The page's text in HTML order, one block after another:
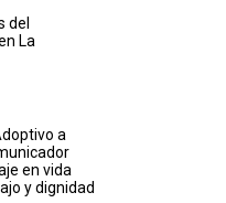
del
La
a
en vida
y dignidad